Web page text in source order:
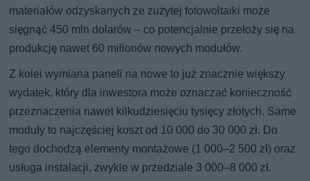
materiałów odzyskanych ze zużytej fotowoltaiki może
sięgnąć 450 mln dolarów – co potencjalnie przełoży się na
produkcję nawet 60 milionów nowych modułów.
Z kolei wymiana paneli na nowe to już znacznie większy
wydatek, który dla inwestora może oznaczać konieczność
przeznaczenia nawet kilkudziesięciu tysięcy złotych. Same
moduły to najczęściej koszt od 10 000 do 30 000 zł. Do
tego dochodzą elementy montażowe (1 000–2 500 zł) oraz
usługa instalacji, zwykle w przedziale 3 000–8 000 zł.